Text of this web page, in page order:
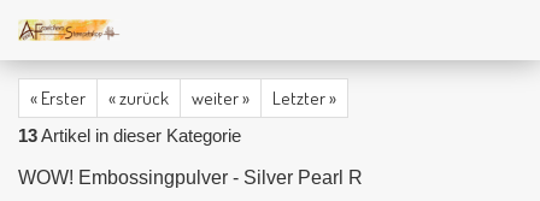
« Erster « zurück weiter » Letzter »
13Artikel in dieser Kategorie
WOW! Embossingpulver - Silver Pearl R